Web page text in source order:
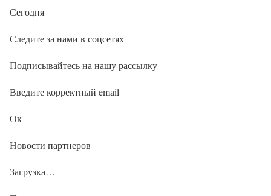
Сегодня
Следите за нами в соцсетях
Подписывайтесь на нашу рассылку
Введите корректный email
Ок
Новости партнеров
Загрузка…